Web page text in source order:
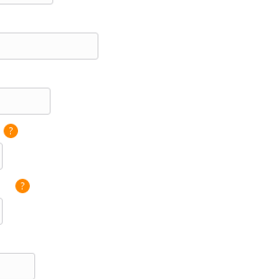
?
?